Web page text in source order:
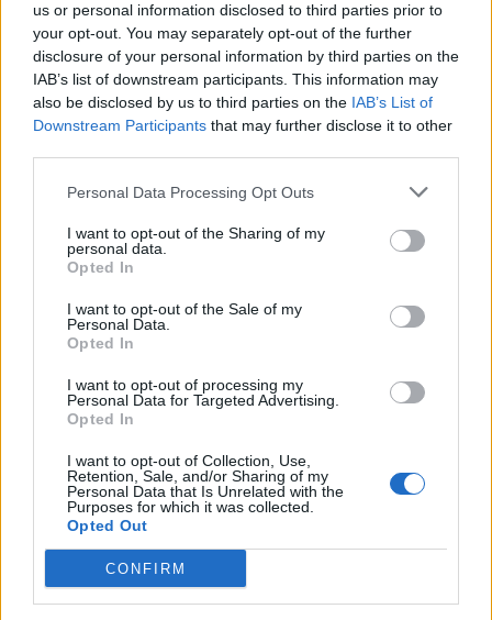
us or personal information disclosed to third parties prior to
your opt-out. You may separately opt-out of the further
disclosure of your personal information by third parties on the
IAB’s list of downstream participants. This information may
also be disclosed by us to third parties on the IAB’s List of
Downstream Participants that may further disclose it to other
Personal Data Processing Opt Outs
I want to opt-out of the Sharing of my
personal data.
Opted In
I want to opt-out of the Sale of my
Personal Data.
Opted In
I want to opt-out of processing my
Personal Data for Targeted Advertising.
Opted In
I want to opt-out of Collection, Use,
Retention, Sale, and/or Sharing of my
Personal Data that Is Unrelated with the
Purposes for which it was collected.
Opted Out
CONFIRM
della Juventus di Motta per il mercato invernale,
sta convincendo tutti alla sua seconda stagione
in Serie A. Nessun assalto a gennaio, ma in
estate non sarà semplice per il Presidente
Saputo trattenere tutti.
Autore